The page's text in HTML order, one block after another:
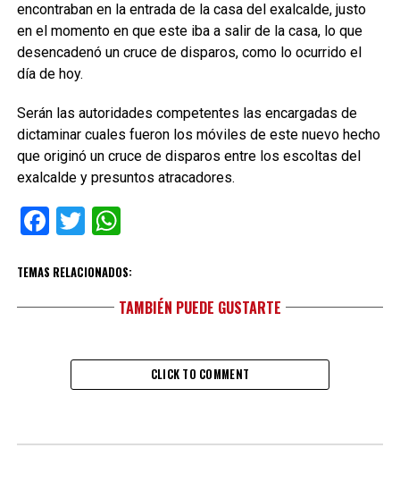
encontraban en la entrada de la casa del exalcalde, justo
en el momento en que este iba a salir de la casa, lo que
desencadenó un cruce de disparos, como lo ocurrido el
día de hoy.
Serán las autoridades competentes las encargadas de
dictaminar cuales fueron los móviles de este nuevo hecho
que originó un cruce de disparos entre los escoltas del
exalcalde y presuntos atracadores.
Facebook
TwitterWhatsApp
TEMAS RELACIONADOS:
TAMBIÉN PUEDE GUSTARTE
CLICK TO COMMENT